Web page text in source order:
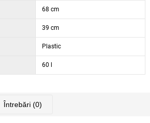
68 cm
39 cm
Plastic
60 l
Întrebări(0)